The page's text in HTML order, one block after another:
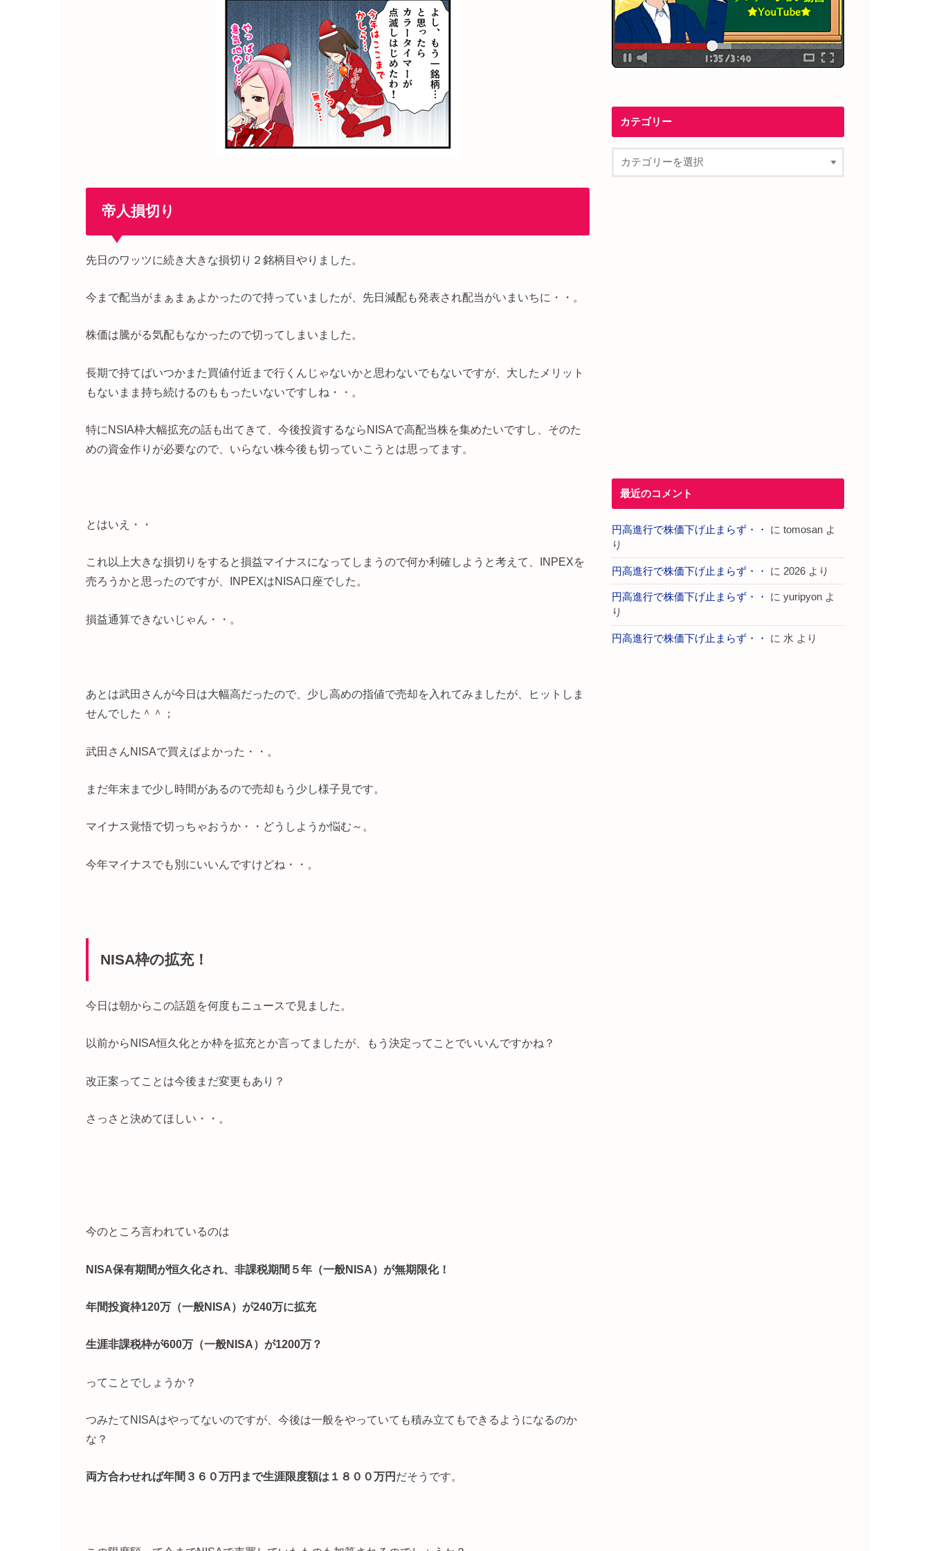
帝人損切り
先日のワッツに続き大きな損切り２銘柄目やりました。
今まで配当がまぁまぁよかったので持っていましたが、先日減配も発表され配当がいまいちに・・。
株価は騰がる気配もなかったので切ってしまいました。
長期で持てばいつかまた買値付近まで行くんじゃないかと思わないでもないですが、大したメリット
もないまま持ち続けるのももったいないですしね・・。
特にNSIA枠大幅拡充の話も出てきて、今後投資するならNISAで高配当株を集めたいですし、そのた
めの資金作りが必要なので、いらない株今後も切っていこうとは思ってます。
とはいえ・・
これ以上大きな損切りをすると損益マイナスになってしまうので何か利確しようと考えて、INPEXを
売ろうかと思ったのですが、INPEXはNISA口座でした。
損益通算できないじゃん・・。
あとは武田さんが今日は大幅高だったので、少し高めの指値で売却を入れてみましたが、ヒットしま
せんでした＾＾；
武田さんNISAで買えばよかった・・。
まだ年末まで少し時間があるので売却もう少し様子見です。
マイナス覚悟で切っちゃおうか・・どうしようか悩む～。
今年マイナスでも別にいいんですけどね・・。
NISA枠の拡充！
今日は朝からこの話題を何度もニュースで見ました。
以前からNISA恒久化とか枠を拡充とか言ってましたが、もう決定ってことでいいんですかね？
改正案ってことは今後まだ変更もあり？
さっさと決めてほしい・・。
今のところ言われているのは
NISA保有期間が恒久化され、非課税期間５年（一般NISA）が無期限化！
年間投資枠120万（一般NISA）が240万に拡充
生涯非課税枠が600万（一般NISA）が1200万？
ってことでしょうか？
つみたてNISAはやってないのですが、今後は一般をやっていても積み立てもできるようになるのか
な？
両方合わせれば年間３６０万円まで生涯限度額は１８００万円 だそうです。
カテゴリー
最近のコメント
円高進行で株価下げ止まらず・・ に tomosan よ
り
円高進行で株価下げ止まらず・・ に 2026 より
円高進行で株価下げ止まらず・・ に yuripyon よ
り
円高進行で株価下げ止まらず・・ に 水 より